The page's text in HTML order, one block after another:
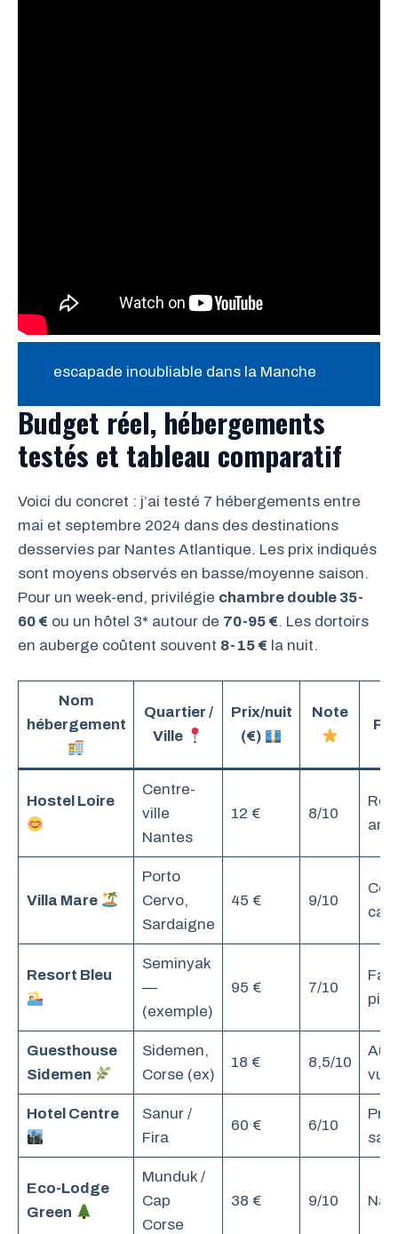
escapade inoubliable dans la Manche
Budget réel, hébergements
testés et tableau comparatif
Voici du concret : j’ai testé 7 hébergements entre
mai et septembre 2024 dans des destinations
desservies par Nantes Atlantique. Les prix indiqués
sont moyens observés en basse/moyenne saison.
Pour un week-end, privilégie chambre double 35-
60 € ou un hôtel 3* autour de 70-95 €. Les dortoirs
en auberge coûtent souvent 8-15 € la nuit.
Nom
hébergement
Quartier /
Ville
Prix/nuit
(€)
Note
Hostel Loire
Centre-
ville
Nantes
12 € 8/10
Villa Mare
Porto
Cervo,
Sardaigne
45 € 9/10
Resort Bleu
Seminyak
—
(exemple)
95 € 7/10
Guesthouse
Sidemen
Sidemen,
Corse (ex)
18 € 8,5/10
vue
Hotel Centre
Sanur /
Fira
60 € 6/10
Eco-Lodge
Green
Munduk /
Cap
Corse
38 € 9/10